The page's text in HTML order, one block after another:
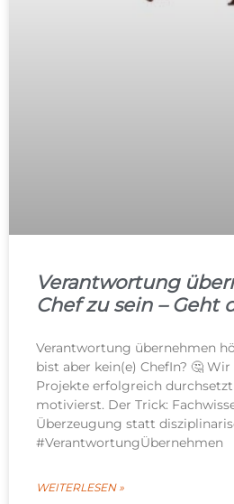
Verantwortung
Chef zu sein – Geht
Verantwortung übernehmen
bist aber kein(e) ChefIn? 🤔
Projekte erfolgreich
motivierst. Der Trick:
Überzeugung statt
#VerantwortungÜbernehmen
WEITERLESEN »